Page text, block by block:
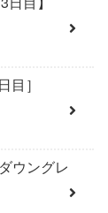
目］
ウングレ